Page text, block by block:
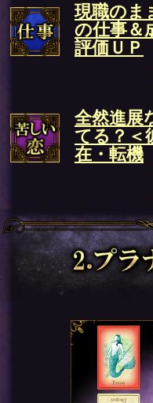
現職のま
の仕事＆
評価ＵＰ
全然進
てる？＜
在・転機